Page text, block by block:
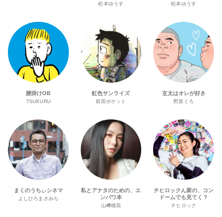
松本ゆうす 松本ゆうす
腰掛けOB
TSUKURU
虹色サンライズ
前田ポケット
玄太はオレが好き
野原くろ
まくのうちぃシネマ
よしひろまさみち
私とアナタのための、エ
ンパワ本
山﨑穂花
チヒロックん家の、コン
ドームでも見てく？
チヒロック